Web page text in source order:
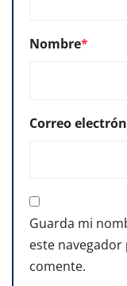
Nombre*
Correo
Guarda mi
este
comente.